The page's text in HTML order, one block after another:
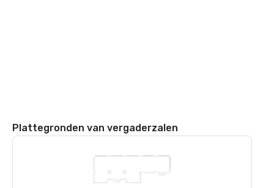
Plattegronden van vergaderzalen